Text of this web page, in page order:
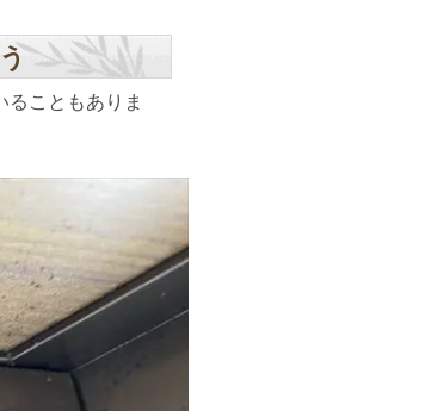
こともありま